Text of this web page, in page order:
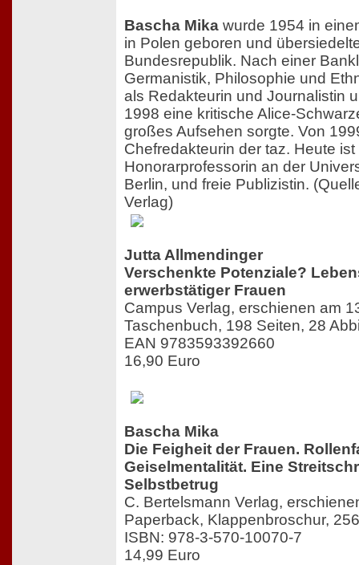
Bascha Mika wurde 1954 in
in Polen geboren und
Bundesrepublik. Nach einer
Germanistik, Philosophie und
als Redakteurin und Journalistin
1998 eine kritische Alice-
großes Aufsehen sorgte. Von
Chefredakteurin der taz. Heute ist
Honorarprofessorin an der
Berlin, und freie Publizistin.
Verlag)
Jutta Allmendinger
Verschenkte Potenziale?
erwerbstätiger Frauen
Campus Verlag, erschienen am
Taschenbuch, 198 Seiten, 28
EAN 9783593392660
16,90 Euro
Bascha Mika
Die Feigheit der Frauen.
Geiselmentalität. Eine
Selbstbetrug
C. Bertelsmann Verlag,
Paperback, Klappenbroschur,
ISBN: 978-3-570-10070-7
14,99 Euro